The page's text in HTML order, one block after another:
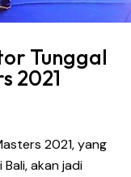
Tunggal
2021
2021, yang
akan jadi